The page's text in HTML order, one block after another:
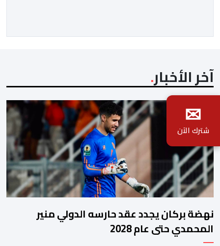
الاجتماعية”، يُمثِّل خروجاً غير مألوف عن الخط التحريري
آخر الأخبار
نهضة بركان يجدد عقد حارسه الدولي منير
المحمدي حتى عام 2028
✉
شترك الآن